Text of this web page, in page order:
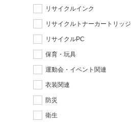
リサイクルインク
リサイクルトナーカートリッジ
リサイクルPC
保育・玩具
運動会・イベント関連
衣装関連
防災
衛生